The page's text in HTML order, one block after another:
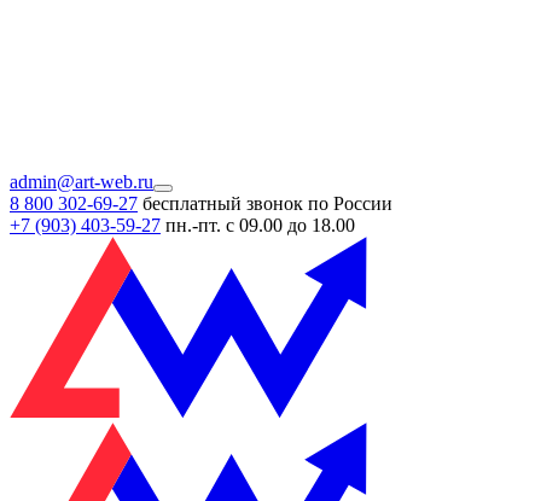
admin@art-web.ru
8 800 302-69-27 бесплатный звонок по России
+7 (903) 403-59-27 пн.-пт. с 09.00 до 18.00